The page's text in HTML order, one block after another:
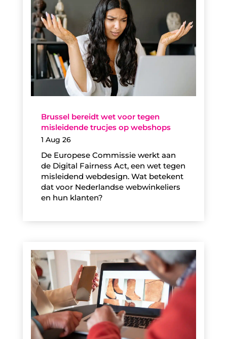
Brussel bereidt wet voor tegen
misleidende trucjes op webshops
1 Aug 26
De Europese Commissie werkt aan
de Digital Fairness Act, een wet tegen
misleidend webdesign. Wat betekent
dat voor Nederlandse webwinkeliers
en hun klanten?